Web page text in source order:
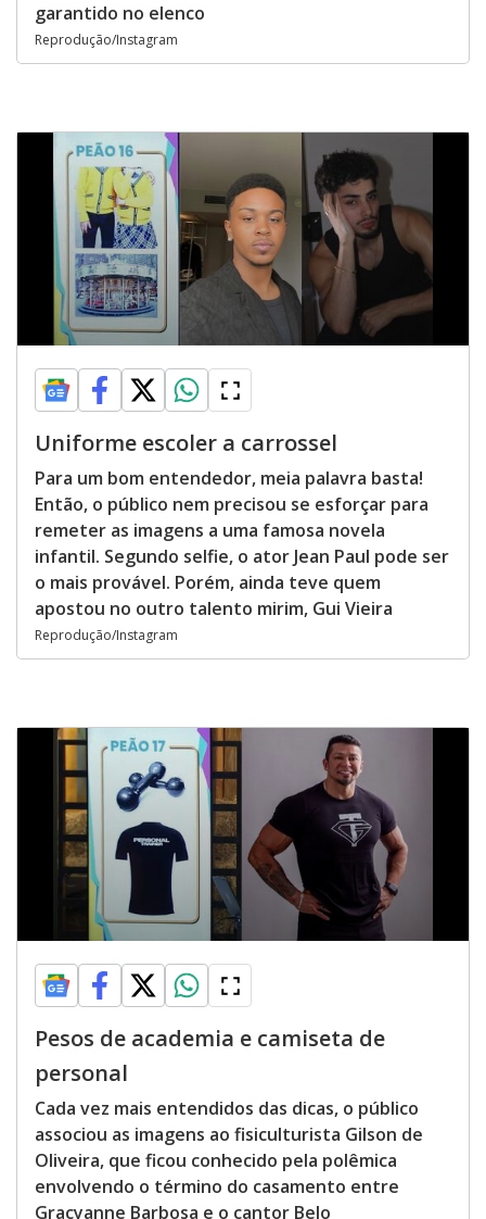
garantido no elenco
Reprodução/Instagram
Uniforme escoler a carrossel
Para um bom entendedor, meia palavra basta!
Então, o público nem precisou se esforçar para
remeter as imagens a uma famosa novela
infantil. Segundo selfie, o ator Jean Paul pode ser
o mais provável. Porém, ainda teve quem
apostou no outro talento mirim, Gui Vieira
Reprodução/Instagram
Pesos de academia e camiseta de
personal
Cada vez mais entendidos das dicas, o público
associou as imagens ao fisiculturista Gilson de
Oliveira, que ficou conhecido pela polêmica
envolvendo o término do casamento entre
Gracyanne Barbosa e o cantor Belo